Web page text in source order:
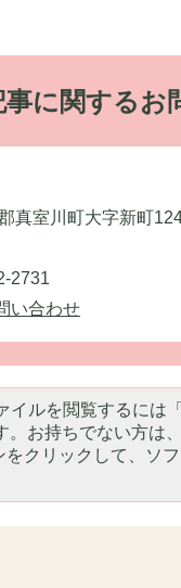
事に関するお
真室川町大字新町
2731
い合わせ
イルを閲覧するには
。お持ちでない方は
クリックして、ソ